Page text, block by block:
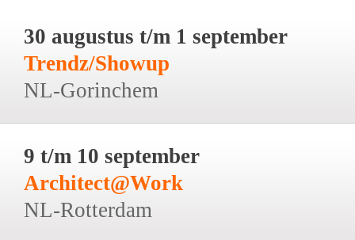
30 augustus t/m 1 september
Trendz/Showup
NL-Gorinchem
9 t/m 10 september
Architect@Work
NL-Rotterdam